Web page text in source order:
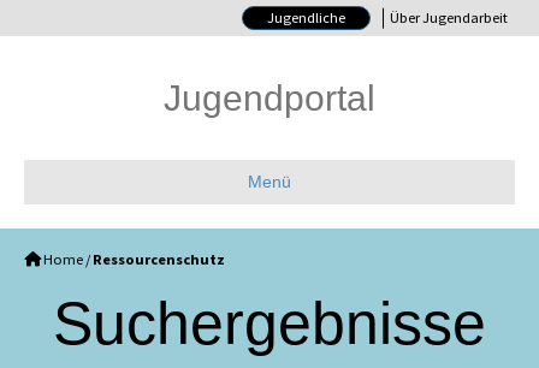
Jugendliche Über Jugendarbeit
Jugendportal
Menü
Home / Ressourcenschutz
Such­ergebnisse